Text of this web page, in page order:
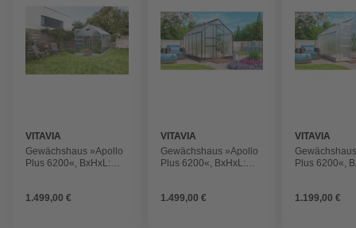
VITAVIA
Gewächshaus »Apollo
Plus 6200«, BxHxL:
1.499,00 €
VITAVIA
Gewächshaus »Apollo
Plus 6200«, BxHxL:
1.499,00 €
VITAVIA
Plus 6200«,
1.199,00 €